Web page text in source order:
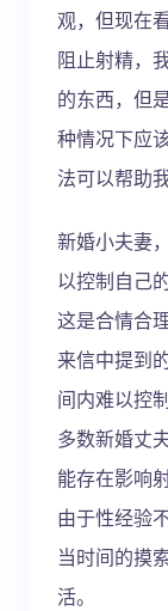
观，但现在
阻止射精，
的东西，但
种情况下应
法可以帮助
新婚小夫妻
以控制自己
这是合情合
来信中提到
间内难以控
多数新婚丈
能存在影响
由于性经验
当时间的摸
活。